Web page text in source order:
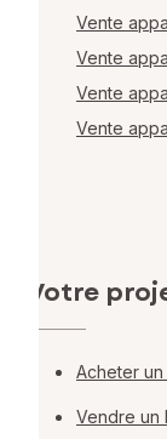
Vente
Vente
Vente
Vente
Votre
Acheter
Vendre un